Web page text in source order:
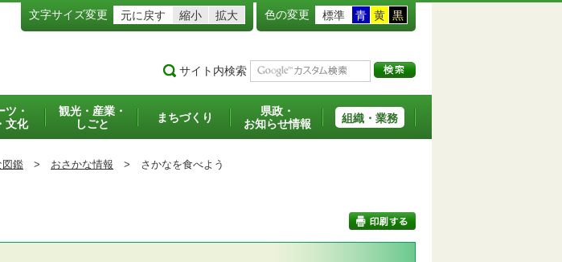
文字サイズ変更 元に戻す 縮小 拡大 色の変更 標準 青 黄 黒
サイト内検索
ツ・
文化
観光・産業・
しごと
まちづくり
県政・
お知らせ情報
組織・業務
図鑑 > おさかな情報 > さかなを食べよう